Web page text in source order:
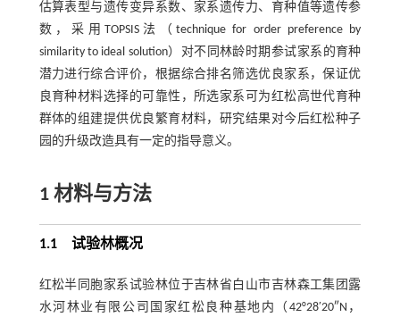
估算表型与遗传变异系数、家系遗传力、育种值等遗传参
数，采用TOPSIS法（technique for order preference by
similarity to ideal solution）对不同林龄时期参试家系的育种
潜力进行综合评价，根据综合排名筛选优良家系，保证优
良育种材料选择的可靠性，所选家系可为红松高世代育种
群体的组建提供优良繁育材料，研究结果对今后红松种子
园的升级改造具有一定的指导意义。
1材料与方法
1.1试验林概况
红松半同胞家系试验林位于吉林省白山市吉林森工集团露
水河林业有限公司国家红松良种基地内（42°28′20″N，